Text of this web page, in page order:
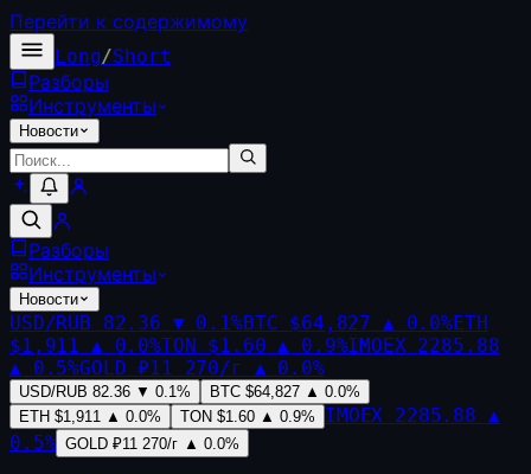
Перейти к содержимому
Long/Short
Разборы
Инструменты
Новости
Разборы
Инструменты
Новости
USD/RUB 82.36 ▼ 0.1%BTC $64,827 ▲ 0.0%ETH
$1,911 ▲ 0.0%TON $1.60 ▲ 0.9%IMOEX 2285.88
▲
0.5%GOLD ₽11 270/г ▲ 0.0%
USD/RUB 82.36 ▼ 0.1% BTC $64,827 ▲ 0.0%
ETH $1,911 ▲ 0.0% TON $1.60 ▲ 0.9% IMOEX 2285.88 ▲
0.5% GOLD ₽11 270/г ▲ 0.0%